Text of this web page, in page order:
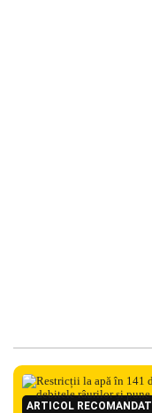
ARTICOL RECOMANDAT